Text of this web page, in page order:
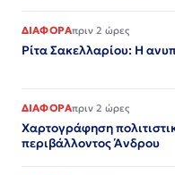
ΔΙΑΦΟΡΑπριν 2 ώρες
Ρίτα Σακελλαρίου: Η
ΔΙΑΦΟΡΑπριν 2 ώρες
Χαρτογράφηση
περιβάλλοντος Άνδρου